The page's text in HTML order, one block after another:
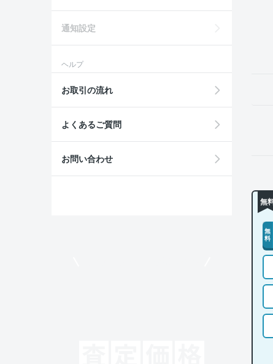
無
無
料
通知設定
ヘルプ
お取引の流れ
よくあるご質問
お問い合わせ